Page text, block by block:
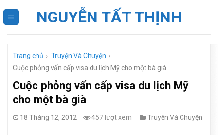
NGUYỄN TẤT THỊNH
Trang chủ › Truyện Và Chuyện ›
Cuộc phỏng vấn cấp visa du lịch Mỹ cho một bà già
Cuộc phỏng vấn cấp visa du lịch Mỹ
cho một bà già
18 Tháng 12, 2012 457 lượt xem Truyện Và Chuyện